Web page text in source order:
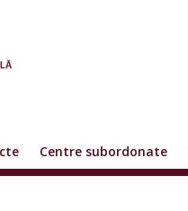
Centre subordonate